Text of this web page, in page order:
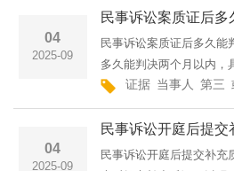
04
2025-09
民事诉讼案质证后多
民事诉讼案质证后多久能
多久能判决两个月以内，
出判决的时间。刑事案件
律并没有强制性规定，只
序的，刑事案件二···
证据 当事人 第三
04
2025-09
民事诉讼开庭后提交
民事诉讼开庭后提交补充